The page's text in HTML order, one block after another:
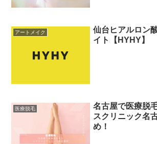
アートメイク
仙台ヒアルロン
イト【HYHY】
医療脱毛
名古屋で医療脱
スクリニック名
め！